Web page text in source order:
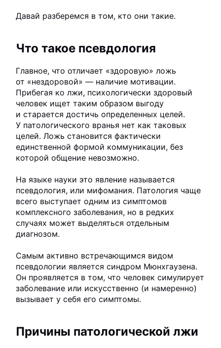
Давай разберемся в том, кто они такие.
Что такое псевдология
Главное, что отличает «здоровую» ложь
от «нездоровой» — наличие мотивации.
Прибегая ко лжи, психологически здоровый
человек ищет таким образом выгоду
и старается достичь определенных целей.
У патологического вранья нет как таковых
целей. Ложь становится фактически
единственной формой коммуникации, без
которой общение невозможно.
На языке науки это явление называется
псевдология, или мифомания. Патология чаще
всего выступает одним из симптомов
комплексного заболевания, но в редких
случаях может выделяться отдельным
диагнозом.
Самым активно встречающимся видом
псевдологии является синдром Мюнхгаузена.
Он проявляется в том, что человек симулирует
заболевание или искусственно (и намеренно)
вызывает у себя его симптомы.
Причины патологической лжи